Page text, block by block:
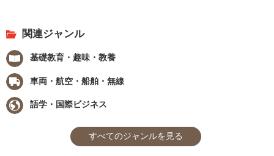
関連ジャンル
基礎教育・趣味・教養
車両・航空・船舶・無線
語学・国際ビジネス
すべてのジャンルを見る